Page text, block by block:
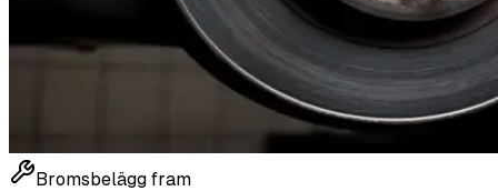
Bromsbelägg fram